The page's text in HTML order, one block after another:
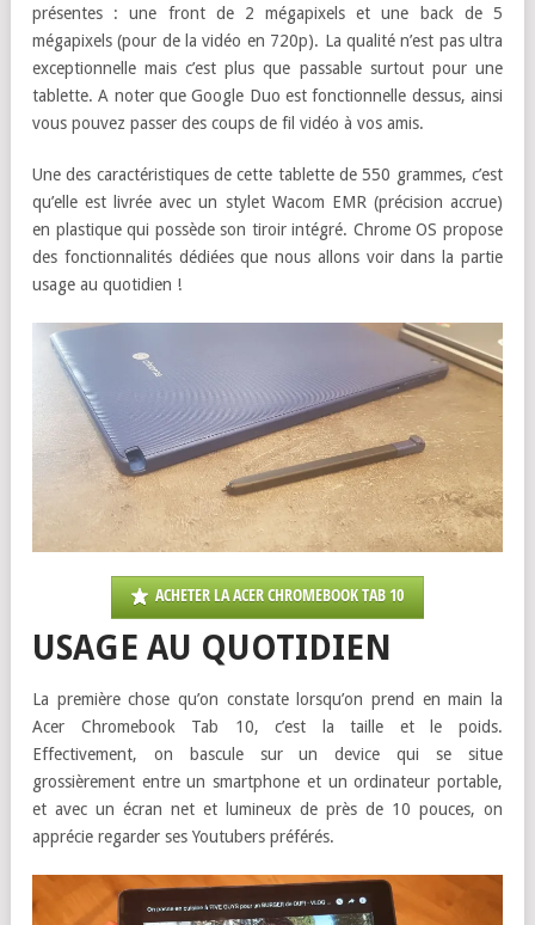
présentes : une front de 2 mégapixels et une back de 5
mégapixels (pour de la vidéo en 720p). La qualité n’est pas ultra
exceptionnelle mais c’est plus que passable surtout pour une
tablette. A noter que Google Duo est fonctionnelle dessus, ainsi
vous pouvez passer des coups de fil vidéo à vos amis.
Une des caractéristiques de cette tablette de 550 grammes, c’est
qu’elle est livrée avec un stylet Wacom EMR (précision accrue)
en plastique qui possède son tiroir intégré. Chrome OS propose
des fonctionnalités dédiées que nous allons voir dans la partie
usage au quotidien !
ACHETER LA ACER CHROMEBOOK TAB 10
USAGE AU QUOTIDIEN
La première chose qu’on constate lorsqu’on prend en main la
Acer Chromebook Tab 10, c’est la taille et le poids.
Effectivement, on bascule sur un device qui se situe
grossièrement entre un smartphone et un ordinateur portable,
et avec un écran net et lumineux de près de 10 pouces, on
apprécie regarder ses Youtubers préférés.